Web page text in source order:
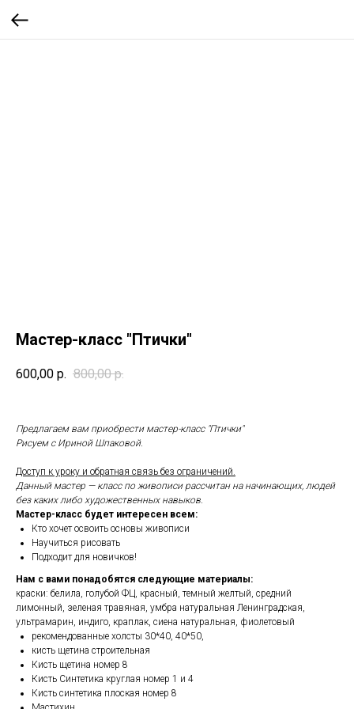
Мастер-класс "Птички"
600,00 р. 800,00 р.
Предлагаем вам приобрести мастер-класс "Птички"
Рисуем с Ириной Шпаковой.
Доступ к уроку и обратная связь без ограничений.
Данный мастер — класс по живописи рассчитан на начинающих, людей
без каких либо художественных навыков.
Мастер-класс будет интересен всем:
Кто хочет освоить основы живописи
Научиться рисовать
Подходит для новичков!
Нам с вами понадобятся следующие материалы:
краски: белила, голубой ФЦ, красный, темный желтый, средний
лимонный, зеленая травяная, умбра натуральная Ленинградская,
ультрамарин, индиго, краплак, сиена натуральная, фиолетовый
рекомендованные холсты 30*40, 40*50,
кисть щетина строительная
Кисть щетина номер 8
Кисть Синтетика круглая номер 1 и 4
Кисть синтетика плоская номер 8